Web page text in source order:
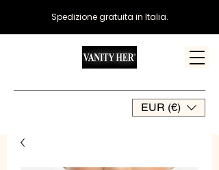
EUR (€)
Spedizione gratuita in Italia.